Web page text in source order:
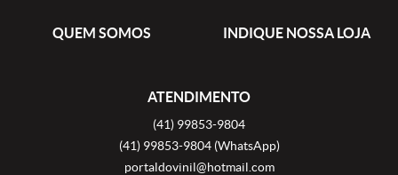
QUEM SOMOS INDIQUE NOSSA LOJA
ATENDIMENTO
(41) 99853-9804
(41)99853-9804 (WhatsApp)
portaldovinil@hotmail.com